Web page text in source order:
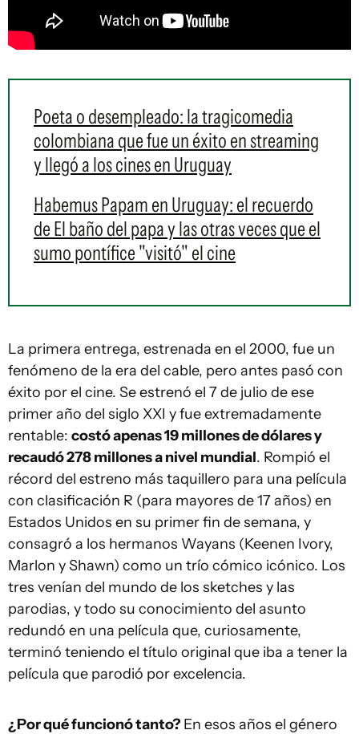
Poeta o desempleado: la tragicomedia
colombiana que fue un éxito en streaming
y llegó a los cines en Uruguay
Habemus Papam en Uruguay: el recuerdo
de El baño del papa y las otras veces que el
sumo pontífice "visitó" el cine
La primera entrega, estrenada en el 2000, fue un
fenómeno de la era del cable, pero antes pasó con
éxito por el cine. Se estrenó el 7 de julio de ese
primer año del siglo XXI y fue extremadamente
rentable: costó apenas 19 millones de dólares y
recaudó 278 millones a nivel mundial. Rompió el
récord del estreno más taquillero para una película
con clasificación R (para mayores de 17 años) en
Estados Unidos en su primer fin de semana, y
consagró a los hermanos Wayans (Keenen Ivory,
Marlon y Shawn) como un trío cómico icónico. Los
tres venían del mundo de los sketches y las
parodias, y todo su conocimiento del asunto
redundó en una película que, curiosamente,
terminó teniendo el título original que iba a tener la
película que parodió por excelencia.
¿Por qué funcionó tanto? En esos años el género